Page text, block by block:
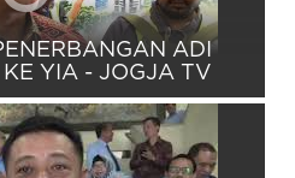
ADI
YIA - JOGJA TV